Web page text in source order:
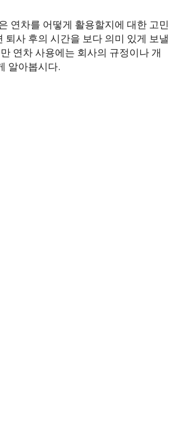
연차를 어떻게 활용할지에 대한 고민
사 후의 시간을 보다 의미 있게 보낼
연차 사용에는 회사의 규정이나 개
알아봅시다.